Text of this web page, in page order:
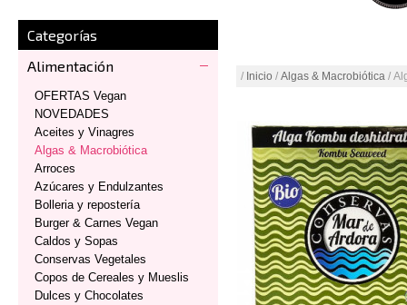
Categorías
Alimentación
OFERTAS Vegan
NOVEDADES
Aceites y Vinagres
Algas & Macrobiótica
Arroces
Azúcares y Endulzantes
Bolleria y repostería
Burger & Carnes Vegan
Caldos y Sopas
Conservas Vegetales
Copos de Cereales y Mueslis
Dulces y Chocolates
/ Inicio / Algas & Macrobiótica /